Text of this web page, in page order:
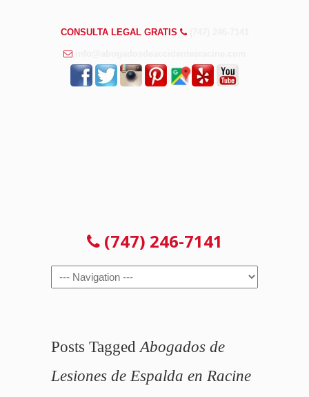
CONSULTA LEGAL GRATIS
(747) 246-7141
Navigation
Posts Tagged Abogados de
Lesiones de Espalda en Racine